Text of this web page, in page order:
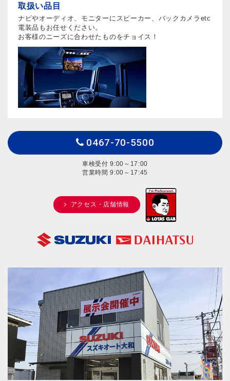
取扱い品目
ナビやオーディオ、モニターにスピーカー、バックカメラetc
電装品もお任せください。
お客様のニーズに合わせたものをチョイス！
0467-70-5500
車検受付 9:00～17:00
営業時間 9:00～17:45
アクセス・店舗情報